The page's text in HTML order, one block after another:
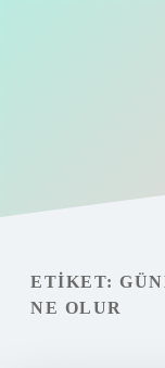
Gizlilik Politikası
ETIKET:
NE OLUR